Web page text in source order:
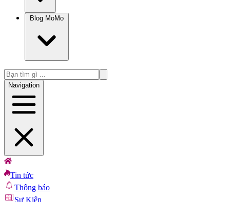
Blog MoMo
Navigation
Tin tức
Thông báo
Sự Kiện